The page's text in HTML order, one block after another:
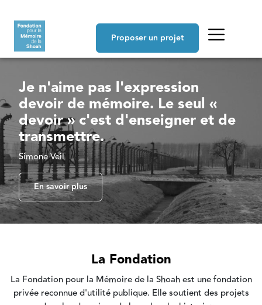
Proposer un projet
Je n'aime pas l'expression
devoir de mémoire. Le seul «
devoir » c'est d'enseigner et de
transmettre.
Simone Veil
En savoir plus
La Fondation
La Fondation pour la Mémoire de la Shoah est une fondation
privée reconnue d'utilité publique. Elle soutient des projets